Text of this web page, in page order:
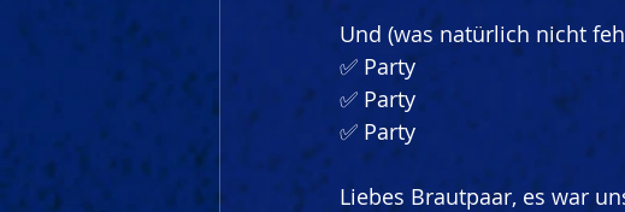
Und (was natürlich nicht
✅ Party
✅ Party
✅ Party
Liebes Brautpaar, es war